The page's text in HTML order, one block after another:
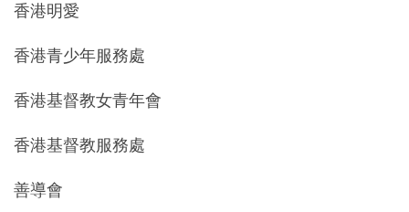
香港明愛
香港青少年服務處
香港基督教女青年會
香港基督教服務處
善導會